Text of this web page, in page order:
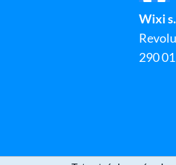
Wixi
290